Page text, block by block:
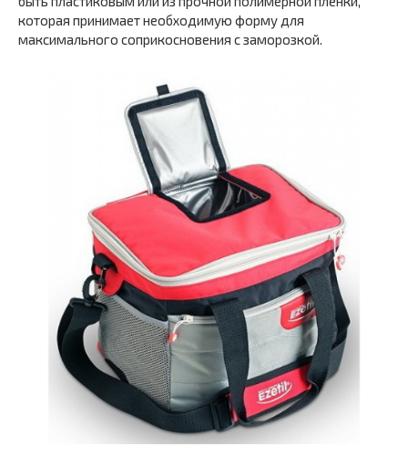
которая принимает необходимую форму для
максимального соприкосновения с заморозкой.